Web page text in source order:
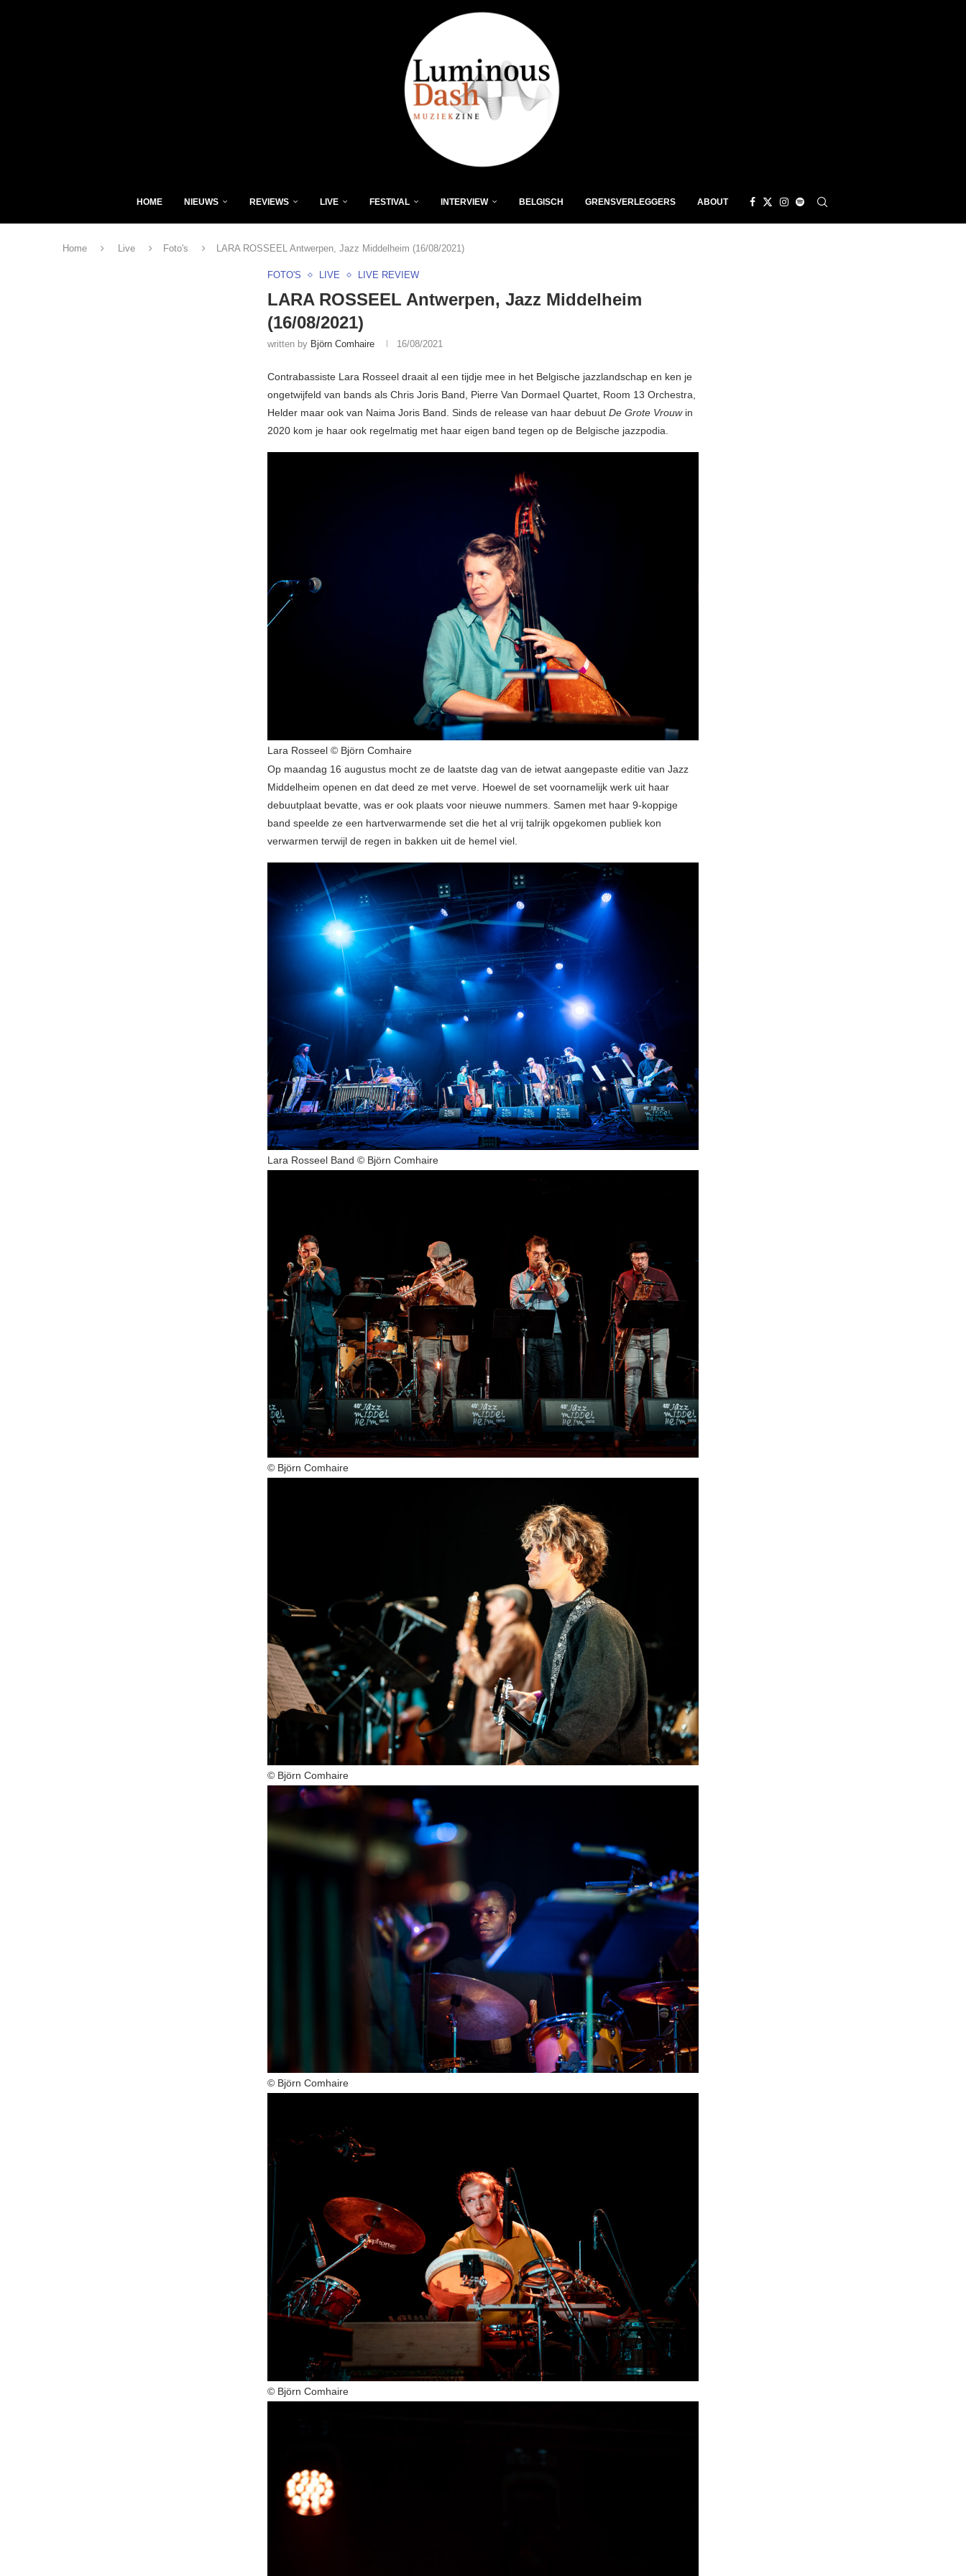
HOME NIEUWS REVIEWS LIVE FESTIVAL INTERVIEW BELGISCH GRENSVERLEGGERS ABOUT
Home Live Foto's LARA ROSSEEL Antwerpen, Jazz Middelheim (16/08/2021)
FOTO'S LIVE LIVE REVIEW
LARA ROSSEEL Antwerpen, Jazz Middelheim
(16/08/2021)
written by Björn Comhaire 16/08/2021
Contrabassiste Lara Rosseel draait al een tijdje mee in het Belgische jazzlandschap en ken je
ongetwijfeld van bands als Chris Joris Band, Pierre Van Dormael Quartet, Room 13 Orchestra,
Helder maar ook van Naima Joris Band. Sinds de release van haar debuut De Grote Vrouwin
2020 kom je haar ook regelmatig met haar eigen band tegen op de Belgische jazzpodia.
Lara Rosseel © Björn Comhaire
Op maandag 16 augustus mocht ze de laatste dag van de ietwat aangepaste editie van Jazz
Middelheim openen en dat deed ze met verve. Hoewel de set voornamelijk werk uit haar
debuutplaat bevatte, was er ook plaats voor nieuwe nummers. Samen met haar 9-koppige
band speelde ze een hartverwarmende set die het al vrij talrijk opgekomen publiek kon
verwarmen terwijl de regen in bakken uit de hemel viel.
Lara Rosseel Band © Björn Comhaire
© Björn Comhaire
© Björn Comhaire
© Björn Comhaire
© Björn Comhaire